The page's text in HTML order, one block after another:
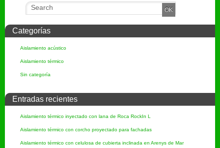
Categorías
Aislamiento acústico
Aislamiento térmico
Sin categoría
Entradas recientes
Aislamiento térmico inyectado con lana de Roca RockIn L
Aislamiento térmico con corcho proyectado para fachadas
Aislamiento térmico con celulosa de cubierta inclinada en Arenys de Mar